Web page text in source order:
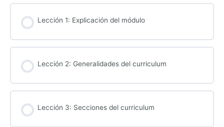
Lección 1: Explicación del módulo
Lección 2: Generalidades del curriculum
Lección 3: Secciones del curriculum